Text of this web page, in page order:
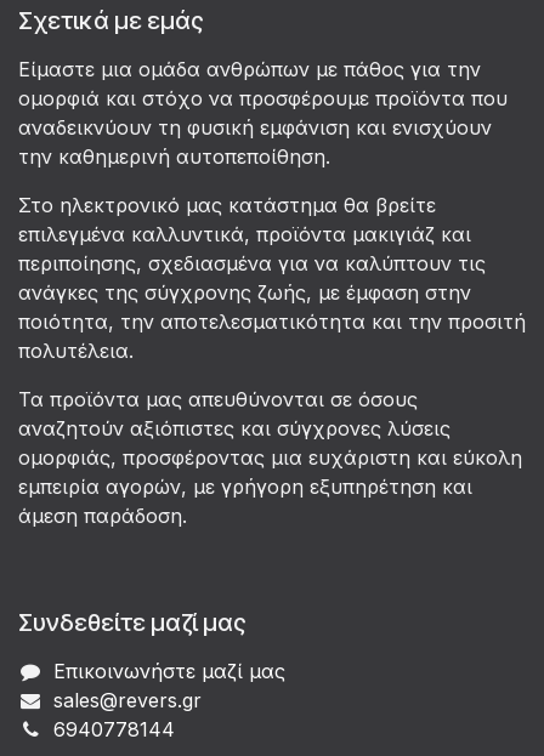
Σχετικά με εμάς
Είμαστε μια ομάδα ανθρώπων με πάθος για την
ομορφιά και στόχο να προσφέρουμε προϊόντα που
αναδεικνύουν τη φυσική εμφάνιση και ενισχύουν
την καθημερινή αυτοπεποίθηση.
Στο ηλεκτρονικό μας κατάστημα θα βρείτε
επιλεγμένα καλλυντικά, προϊόντα μακιγιάζ και
περιποίησης, σχεδιασμένα για να καλύπτουν τις
ανάγκες της σύγχρονης ζωής, με έμφαση στην
ποιότητα, την αποτελεσματικότητα και την προσιτή
πολυτέλεια.
Τα προϊόντα μας απευθύνονται σε όσους
αναζητούν αξιόπιστες και σύγχρονες λύσεις
ομορφιάς, προσφέροντας μια ευχάριστη και εύκολη
εμπειρία αγορών, με γρήγορη εξυπηρέτηση και
άμεση παράδοση.
Συνδεθείτε μαζί μας
Επικοινωνήστε μαζί μας
sales@revers.gr
6940778144